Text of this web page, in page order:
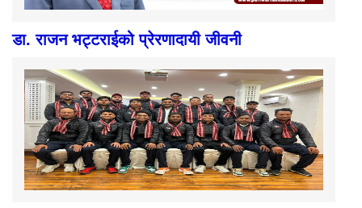
डा. राजन भट्टराईको प्रेरणादायी जीवनी